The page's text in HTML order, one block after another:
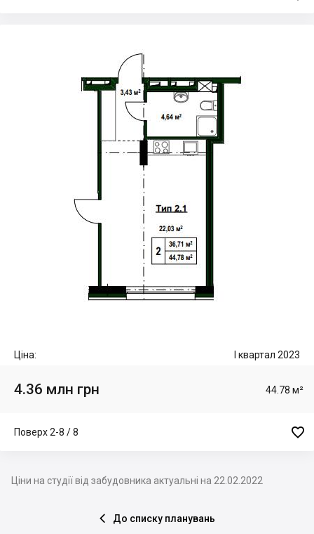
Ціна: I квартал 2023
4.36 млн грн 44.78 м²
Поверх 2-8 / 8 
Ціни на студії від забудовника актуальні на 22.02.2022
 До списку планувань